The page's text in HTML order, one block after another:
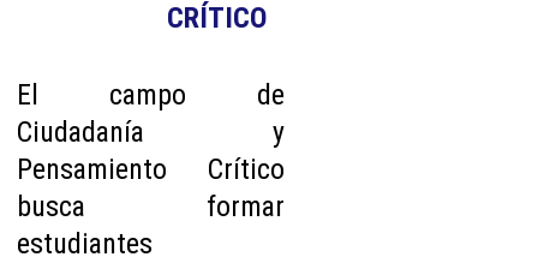
CRÍTICO
El campo de
Ciudadanía y
Pensamiento Crítico
busca formar
estudiantes